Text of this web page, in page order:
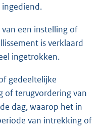
ingediend.
een instelling of
is verklaard
ingetrokken.
gedeeltelijke
of terugvordering van
dag, waarop het in
van intrekking of